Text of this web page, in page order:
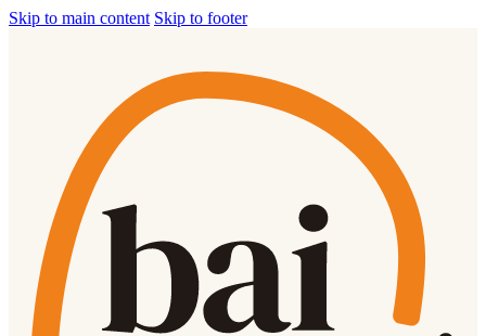
Skip to main content Skip to footer